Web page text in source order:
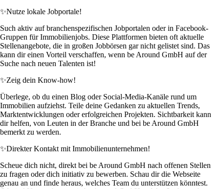
✨Nutze lokale Jobportale!
Such aktiv auf branchenspezifischen Jobportalen oder in Facebook-
Gruppen für Immobilienjobs. Diese Plattformen bieten oft aktuelle
Stellenangebote, die in großen Jobbörsen gar nicht gelistet sind. Das
kann dir einen Vorteil verschaffen, wenn be Around GmbH auf der
Suche nach neuen Talenten ist!
✨Zeig dein Know-how!
Überlege, ob du einen Blog oder Social-Media-Kanäle rund um
Immobilien aufziehst. Teile deine Gedanken zu aktuellen Trends,
Marktentwicklungen oder erfolgreichen Projekten. Sichtbarkeit kann
dir helfen, von Leuten in der Branche und bei be Around GmbH
bemerkt zu werden.
✨Direkter Kontakt mit Immobilienunternehmen!
Scheue dich nicht, direkt bei be Around GmbH nach offenen Stellen
zu fragen oder dich initiativ zu bewerben. Schau dir die Webseite
genau an und finde heraus, welches Team du unterstützen könntest.